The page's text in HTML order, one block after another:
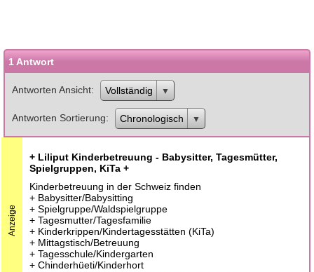
1 Antwort
Antworten Ansicht Vollständig
Antworten Sortierung Chronologisch
Anzeige
+ Liliput Kinderbetreuung - Babysitter, Tagesmütter,
Spielgruppen, KiTa +
Kinderbetreuung in der Schweiz finden
+ Babysitter/Babysitting
+ Spielgruppe/Waldspielgruppe
+ Tagesmutter/Tagesfamilie
+ Kinderkrippen/Kindertagesstätten (KiTa)
+ Mittagstisch/Betreuung
+ Tagesschule/Kindergarten
+ Chinderhüeti/Kinderhort